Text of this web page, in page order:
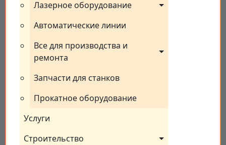
Лазерное оборудование
Автоматические линии
Все для производства и
ремонта
Запчасти для станков
Прокатное оборудование
Услуги
Строительство